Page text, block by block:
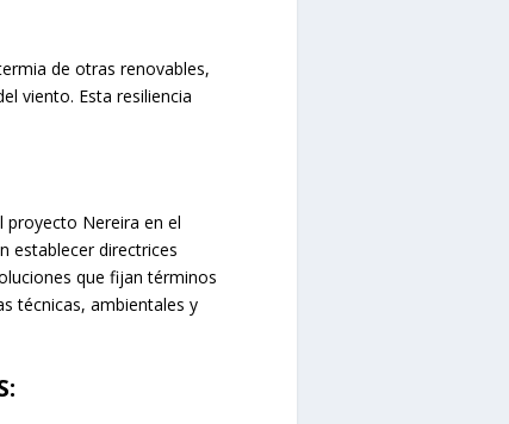
de otras renovables,
viento. Esta resiliencia
proyecto Nereira en el
establecer directrices
que fijan términos
técnicas, ambientales y